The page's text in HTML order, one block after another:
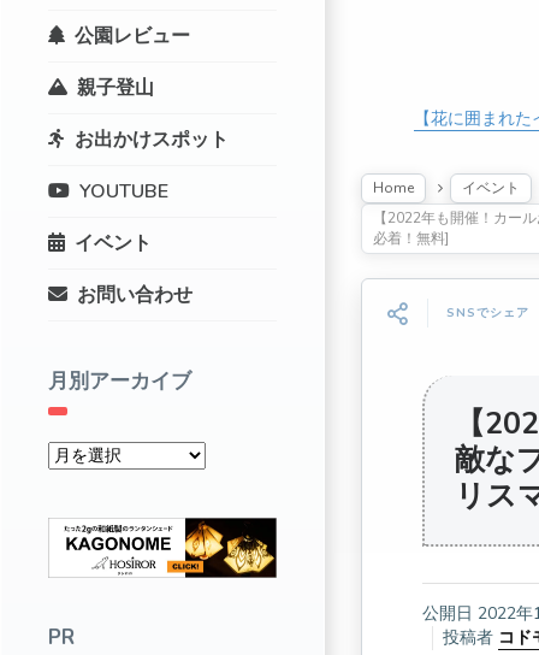
公園レビュー
親子登山
お出かけスポット
YOUTUBE
イベント
お問い合わせ
月別アーカイブ
PR
【花に囲まれ
Home
イベント
【2022年も開催！カー
必着！無料]
SNSでシェア
【
敵な
リス
公開日 2022年
投稿者 コド